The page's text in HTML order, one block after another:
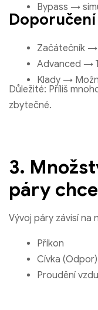
Bypass →
Doporučení
Začátečník →
Advanced →
Klady →
Důležité: Příliš
zbytečné.
3.
páry
Vývoj páry závisí na
Příkon
Cívka (Odpor)
Proudění